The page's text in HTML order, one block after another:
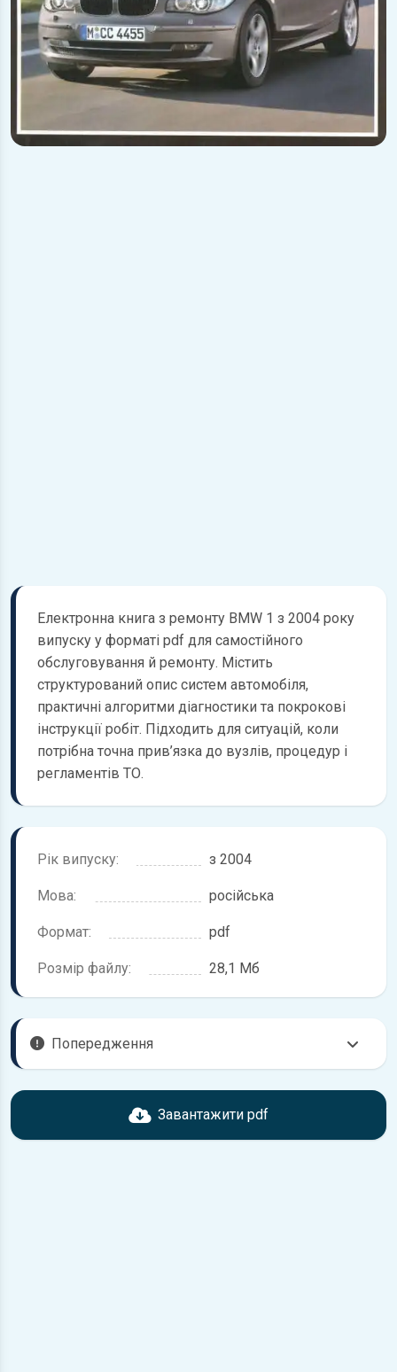
Електронна книга з ремонту BMW 1 з 2004 року
випуску у форматі pdf для самостійного
обслуговування й ремонту. Містить
структурований опис систем автомобіля,
практичні алгоритми діагностики та покрокові
інструкції робіт. Підходить для ситуацій, коли
потрібна точна прив’язка до вузлів, процедур і
регламентів ТО.
Рік випуску: з 2004
Мова: російська
Формат: pdf
Розмір файлу: 28,1 Мб
Попередження
Перед завантаженням ознайомтесь з характеристиками
BMW 1, що надані в книзі. Можливі розбіжності, якщо рік
Завантажити pdf